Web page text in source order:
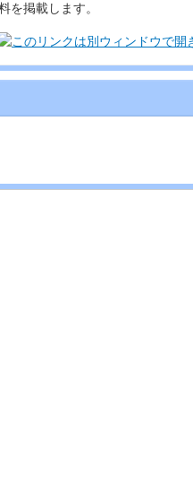
を掲載します。